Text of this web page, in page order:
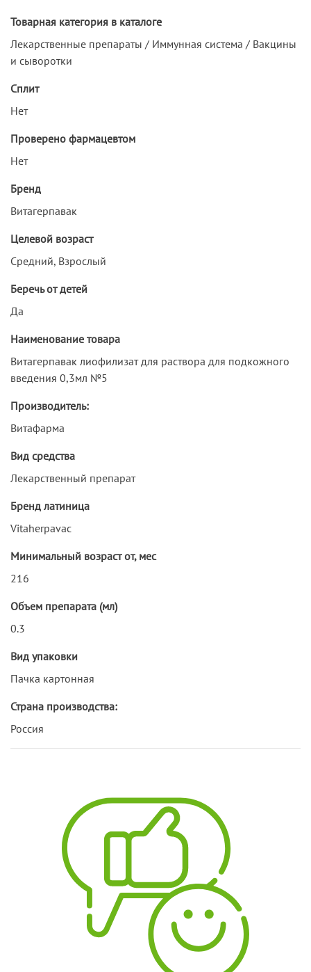
Товарная категория в каталоге
Лекарственные препараты / Иммунная система / Вакцины
и сыворотки
Сплит
Нет
Проверено фармацевтом
Нет
Бренд
Витагерпавак
Целевой возраст
Средний, Взрослый
Беречь от детей
Да
Наименование товара
Витагерпавак лиофилизат для раствора для подкожного
введения 0,3мл №5
Производитель:
Витафарма
Вид средства
Лекарственный препарат
Бренд латиница
Vitaherpavac
Минимальный возраст от, мес
216
Объем препарата (мл)
0.3
Вид упаковки
Пачка картонная
Страна производства:
Россия